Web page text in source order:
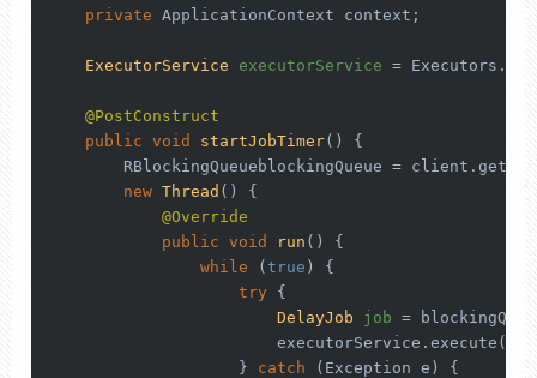
private ApplicationContext context;
ExecutorService executorService =
@PostConstruct
public void startJobTimer()
{
RBlockingQueueblockingQueue =
new Thread () {
@Override
public void run ()
{
while ( true ) {
try {
DelayJob
job =
                        executorService.execute(
                    }
catch (Exception e) {